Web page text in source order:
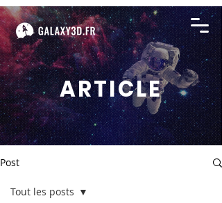
ARTICLE
Post
Tout les posts